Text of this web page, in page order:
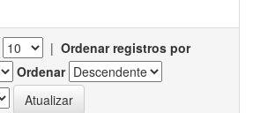
| Ordenar registros por
Ordenar